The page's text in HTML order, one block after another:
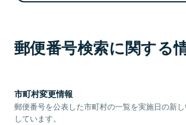
郵便番号検索に関する
市町村変更情報
郵便番号を公表した市町村の一覧を実施日の新
しています。